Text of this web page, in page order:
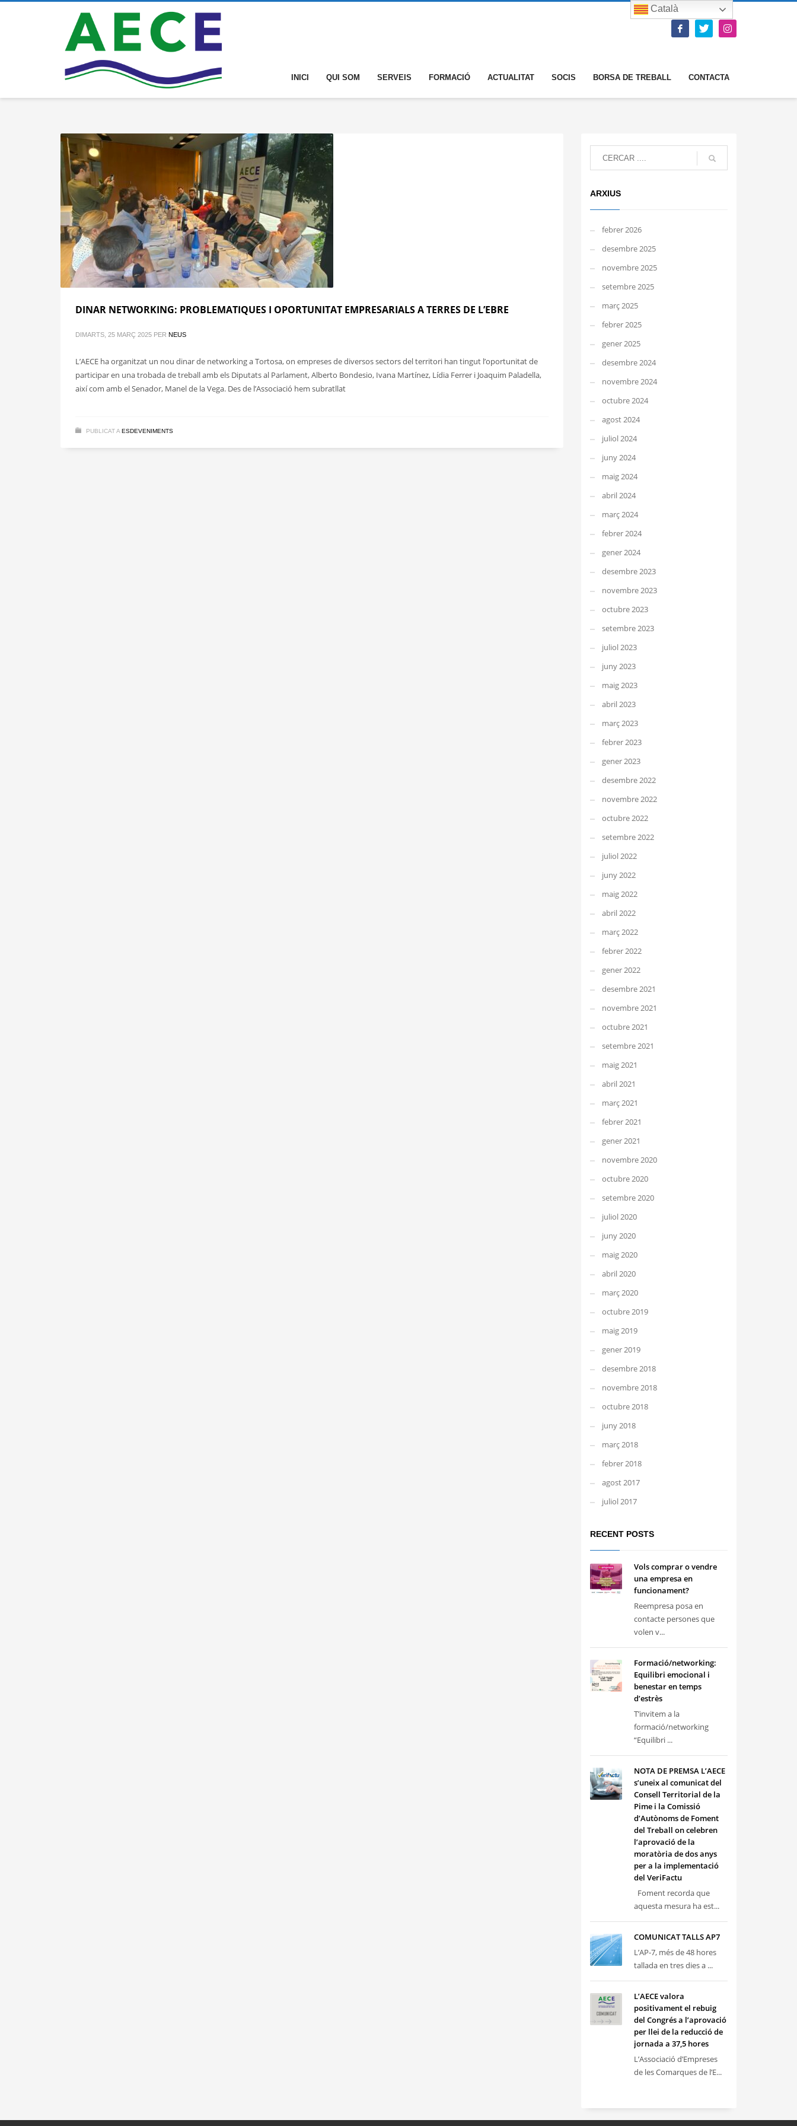
INICI QUI SOM SERVEIS FORMACIÓ ACTUALITAT SOCIS BORSA DE TREBALL CONTACTA
DINAR NETWORKING: PROBLEMATIQUES I OPORTUNITAT EMPRESARIALS A TERRES DE L’EBRE
DIMARTS, 25 MARÇ 2025 PER NEUS
L’AECE ha organitzat un nou dinar de networking a Tortosa, on empreses de diversos sectors del territori han tingut l’oportunitat de
participar en una trobada de treball amb els Diputats al Parlament, Alberto Bondesio, Ivana Martínez, Lídia Ferrer i Joaquim Paladella,
així com amb el Senador, Manel de la Vega. Des de l’Associació hem subratllat
PUBLICAT A ESDEVENIMENTS
ARXIUS
febrer 2026
desembre 2025
novembre 2025
setembre 2025
març 2025
febrer 2025
gener 2025
desembre 2024
novembre 2024
octubre 2024
agost 2024
juliol 2024
juny 2024
maig 2024
abril 2024
març 2024
febrer 2024
gener 2024
desembre 2023
novembre 2023
octubre 2023
setembre 2023
juliol 2023
juny 2023
maig 2023
abril 2023
març 2023
febrer 2023
gener 2023
desembre 2022
novembre 2022
octubre 2022
setembre 2022
juliol 2022
juny 2022
maig 2022
abril 2022
març 2022
febrer 2022
gener 2022
desembre 2021
novembre 2021
octubre 2021
setembre 2021
maig 2021
abril 2021
març 2021
febrer 2021
gener 2021
novembre 2020
octubre 2020
setembre 2020
juliol 2020
juny 2020
maig 2020
abril 2020
març 2020
octubre 2019
maig 2019
gener 2019
desembre 2018
novembre 2018
octubre 2018
juny 2018
març 2018
febrer 2018
agost 2017
juliol 2017
RECENT POSTS
Vols comprar o vendre
una empresa en
funcionament?
Reempresa posa en
contacte persones que
volen v...
Formació/networking:
Equilibri emocional i
benestar en temps
d’estrès
T’invitem a la
formació/networking
“Equilibri ...
NOTA DE PREMSA L’AECE
s’uneix al comunicat del
Consell Territorial de la
Pime i la Comissió
d’Autònoms de Foment
del Treball on celebren
l’aprovació de la
moratòria de dos anys
per a la implementació
del VeriFactu
Foment recorda que
aquesta mesura ha est...
COMUNICAT TALLS AP7
L’AP-7, més de 48 hores
tallada en tres dies a ...
L’AECE valora
positivament el rebuig
del Congrés a l’aprovació
per llei de la reducció de
jornada a 37,5 hores
L’Associació d’Empreses
de les Comarques de l’E...
Català